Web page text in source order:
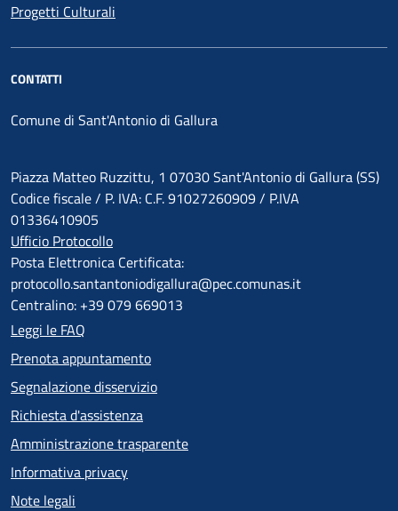
Progetti Culturali
CONTATTI
Comune di Sant'Antonio di Gallura
Piazza Matteo Ruzzittu, 1 07030 Sant'Antonio di Gallura (SS)
Codice fiscale / P. IVA: C.F. 91027260909 / P.IVA
01336410905
Ufficio Protocollo
Posta Elettronica Certificata:
protocollo.santantoniodigallura@pec.comunas.it
Centralino: +39 079 669013
Leggi le FAQ
Prenota appuntamento
Segnalazione disservizio
Richiesta d'assistenza
Amministrazione trasparente
Informativa privacy
Note legali